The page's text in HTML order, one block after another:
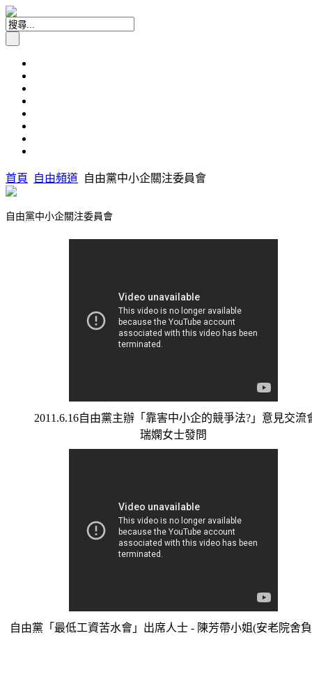
首頁 自由頻道 自由黨中小企關注委員會
自由黨中小企關注委員會
2011.6.16自由黨主辦「靠害中小企的競爭法?」意見交流
瑞嫻女士發問
自由黨「最低工資苦水會」出席人士 - 陳芳帶小姐(安老院舍